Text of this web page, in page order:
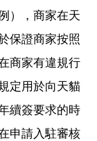
），商家在天
保證商家按照
商家有違規行
定用於向天貓
續簽要求的時
申請入駐審核